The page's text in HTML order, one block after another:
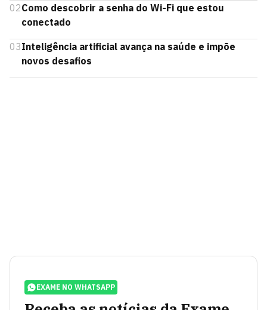
02Como descobrir a senha do Wi-Fi que estou
conectado
03Inteligência artificial avança na saúde e impõe
novos desafios
EXAME NO WHATSAPP